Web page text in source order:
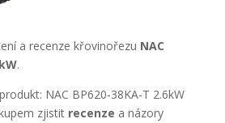
a recenze křovinořezu NAC
.
NAC BP620-38KA-T 2.6kW
zjistit recenze a názory